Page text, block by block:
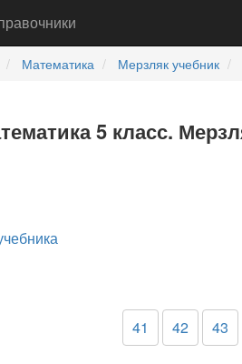
Математика Мерзляк учебник
5 класс.
41 42 43